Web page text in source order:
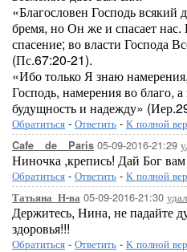
«Благословен Господь всякий
бремя, но Он же и спасает нас.
спасение; во власти Господа
(Пс.67:20-21).
«Ибо только Я знаю
Господь, намерения во благо,
будущность и надежду»
Обратиться - Ответить - К полной
Cafe__de__Paris 05-09-2016-21:29
Ниночка ,крепись! Дай Бог вам
Обратиться - Ответить - К полной
Татьяна_Н-ва 05-09-2016-21:30
Держитесь, Нина, не падайте
здоровья!!!
Обратиться - Ответить - К полной